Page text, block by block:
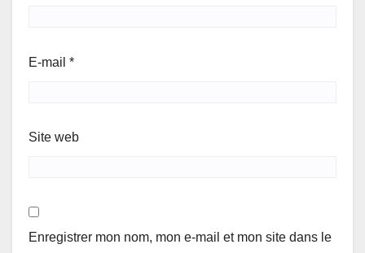
E-mail *
Site web
Enregistrer mon nom, mon e-mail et mon site dans le